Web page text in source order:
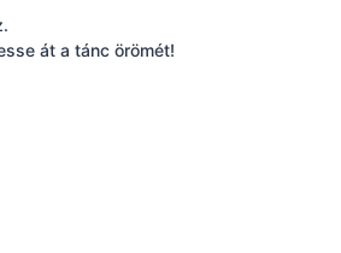
át a tánc örömét!